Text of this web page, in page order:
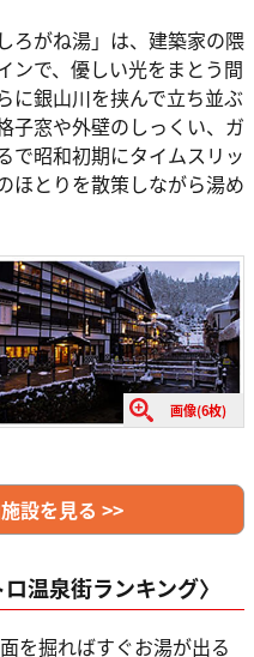
ろがね湯」は、建築家の隈
ンで、優しい光をまとう間
に銀山川を挟んで立ち並ぶ
子窓や外壁のしっくい、ガ
で昭和初期にタイムスリッ
ほとりを散策しながら湯め
画像(6枚)
設を見る >>
温泉街ランキング〉
を掘ればすぐお湯が出る